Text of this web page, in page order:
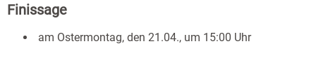
Finissage
am Ostermontag, den 21.04., um 15:00 Uhr